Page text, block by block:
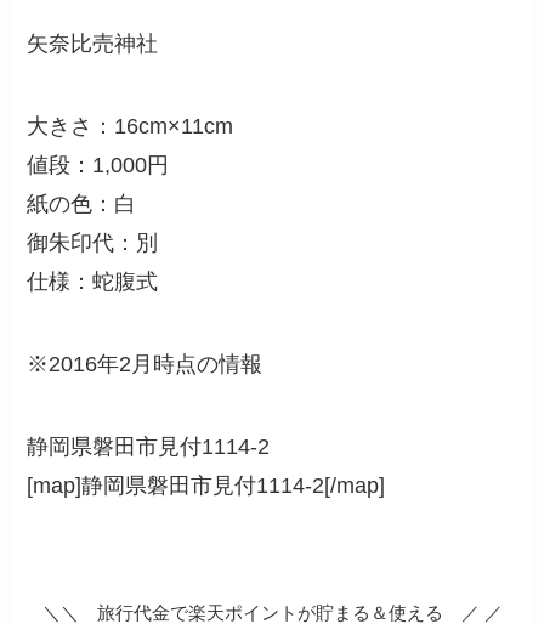
矢奈比売神社
大きさ：16cm×11cm
値段：1,000円
紙の色：白
御朱印代：別
仕様：蛇腹式
※2016年2月時点の情報
静岡県磐田市見付1114-2
[map]静岡県磐田市見付1114-2[/map]
＼＼ 旅行代金で楽天ポイントが貯まる＆使える ／ ／